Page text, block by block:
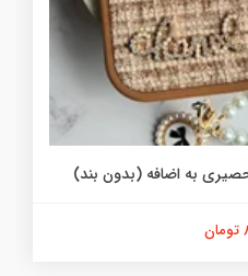
به اضافه (بدون بند)